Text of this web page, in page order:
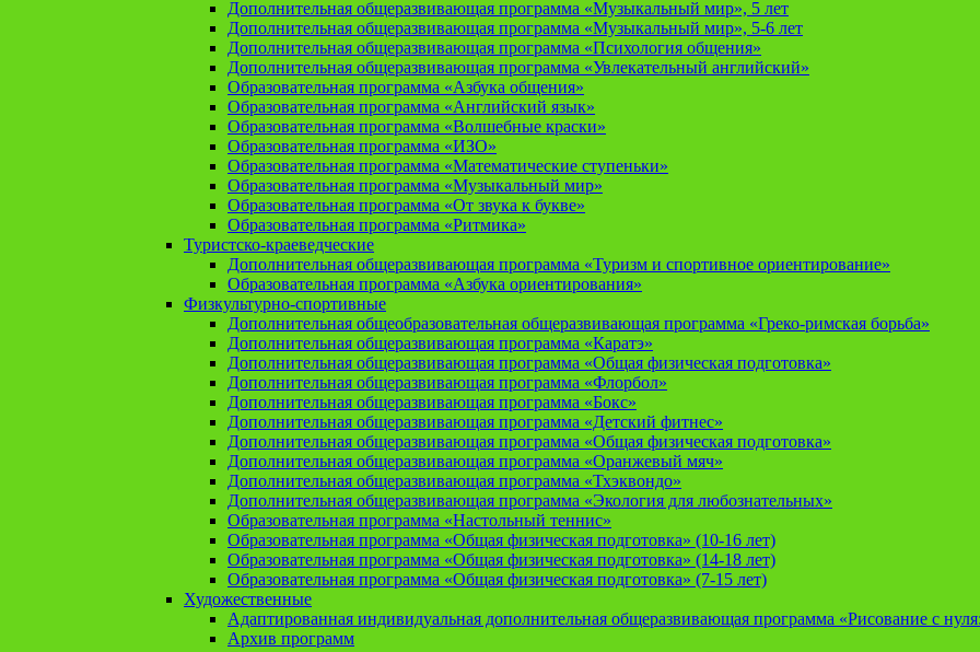
Дополнительная общеразвивающая программа «Музыкальный мир», 5 лет
Дополнительная общеразвивающая программа «Музыкальный мир», 5-6 лет
Дополнительная общеразвивающая программа «Психология общения»
Дополнительная общеразвивающая программа «Увлекательный английский»
Образовательная программа «Азбука общения»
Образовательная программа «Английский язык»
Образовательная программа «Волшебные краски»
Образовательная программа «ИЗО»
Образовательная программа «Математические ступеньки»
Образовательная программа «Музыкальный мир»
Образовательная программа «От звука к букве»
Образовательная программа «Ритмика»
Туристско-краеведческие
Дополнительная общеразвивающая программа «Туризм и спортивное ориентирование»
Образовательная программа «Азбука ориентирования»
Физкультурно-спортивные
Дополнительная общеобразовательная общеразвивающая программа «Греко-римская борьба»
Дополнительная общеразвивающая программа «Каратэ»
Дополнительная общеразвивающая программа «Общая физическая подготовка»
Дополнительная общеразвивающая программа «Флорбол»
Дополнительная общеразвивающая программа «Бокс»
Дополнительная общеразвивающая программа «Детский фитнес»
Дополнительная общеразвивающая программа «Общая физическая подготовка»
Дополнительная общеразвивающая программа «Оранжевый мяч»
Дополнительная общеразвивающая программа «Тхэквондо»
Дополнительная общеразвивающая программа «Экология для любознательных»
Образовательная программа «Настольный теннис»
Образовательная программа «Общая физическая подготовка» (10-16 лет)
Образовательная программа «Общая физическая подготовка» (14-18 лет)
Образовательная программа «Общая физическая подготовка» (7-15 лет)
Художественные
Адаптированная индивидуальная дополнительная общеразвивающая программа «Рисование с
Архив программ